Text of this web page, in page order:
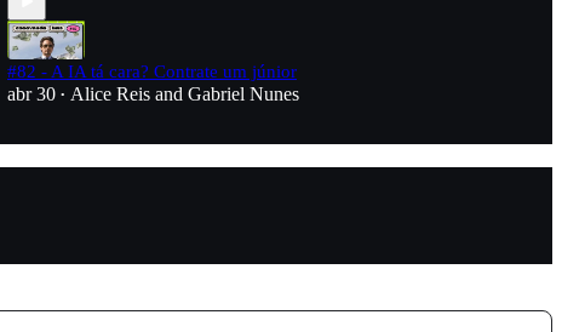
#82 - A IA tá cara? Contrate um júnior
abr 30 • Alice Reis and Gabriel Nunes